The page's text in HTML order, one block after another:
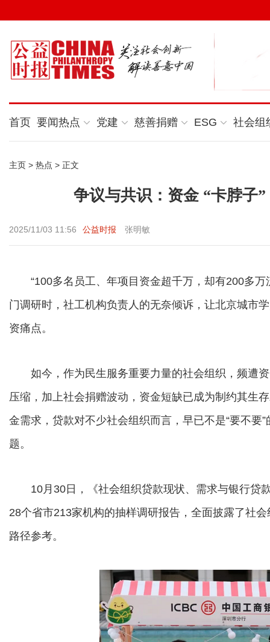
首页 要闻热点 党建 慈善捐赠 ESG 社会组
主页 > 热点 > 正文
争议与共识：资金 “卡脖子
2025/11/03 11:56 公益时报 张明敏
“100多名员工、年项目资金超千万，却有200多万
门调研时，社工机构负责人的无奈倾诉，让北京城市
资痛点。
如今，作为民生服务重要力量的社会组织，频遭
压缩，加上社会捐赠波动，资金短缺已成为制约其生
金需求，贷款对不少社会组织而言，早已不是“要不要
题。
10月30日，《社会组织贷款现状、需求与银行贷
28个省市213家机构的抽样调研报告，全面披露了社
路径参考。